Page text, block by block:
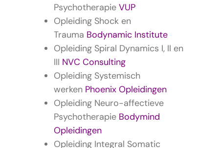
Psychotherapie VUP
Opleiding Shock en
Trauma Bodynamic Institute
Opleiding Spiral Dynamics I, II en
III NVC Consulting
Opleiding Systemisch
werken Phoenix Opleidingen
Opleiding Neuro-affectieve
Psychotherapie Bodymind
Opleidingen
Opleiding Integral Somatic